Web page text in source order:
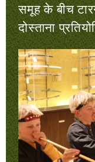
समूह के बीच
दोस्ताना